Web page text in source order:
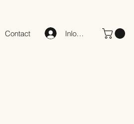
Contact Inloggen